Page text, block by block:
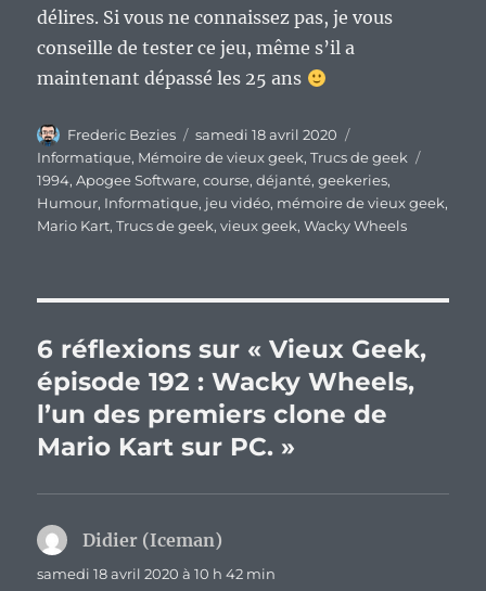
délires. Si vous ne connaissez pas, je vous
conseille de tester ce jeu, même s’il a
maintenant dépassé les 25 ans
Auteur
Frederic Bezies
Publié
le
samedi 18 avril 2020
Informatique, Mémoire de vieux geek,Trucs de geek
1994,Apogee Software,course,déjanté,geekeries,
Humour, Informatique, jeu vidéo, mémoire de vieux geek,
Mario Kart,Trucs de geek,vieux geek,Wacky Wheels
6 réflexions sur « Vieux Geek,
épisode 192 : Wacky Wheels,
l’un des premiers clone de
Mario Kart sur PC. »
Didier (Iceman)
samedi 18 avril 2020 à 10 h 42 min